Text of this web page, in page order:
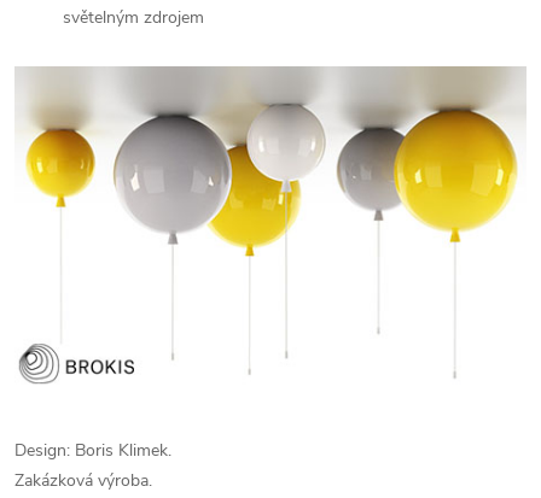
světelným zdrojem
Design: Boris Klimek.
Zakázková výroba.